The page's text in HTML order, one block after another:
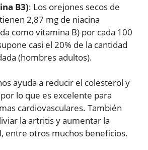
B3): Los orejones secos de
2,87 mg de niacina
como vitamina B) por cada 100
casi el 20% de la cantidad
(hombres adultos).
ayuda a reducir el colesterol y
lo que es excelente para
cardiovasculares. También
la artritis y aumentar la
entre otros muchos beneficios.